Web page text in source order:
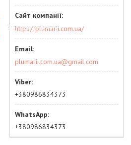
Відгуки клієнтів
https://plumarii.com.ua/
plumarii.com.ua@gmail.com
+380986834373
+380986834373